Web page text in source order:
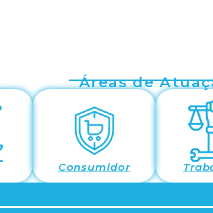
Áreas de
Consumidor